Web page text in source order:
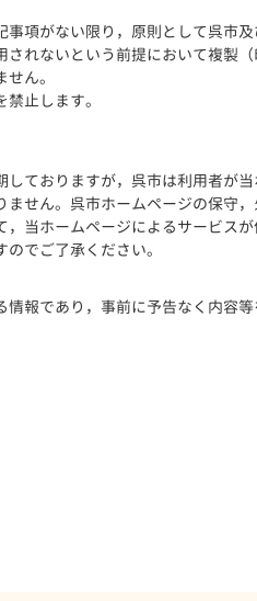
項がない限り，原則として呉市
れないという前提において複製
ん。
止します。
ておりますが，呉市は利用者が
せん。呉市ホームページの保守
当ホームページによるサービス
でご了承ください。
報であり，事前に予告なく内容